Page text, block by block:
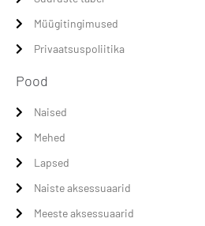
Müügitingimused
Privaatsuspoliitika
Pood
Naised
Mehed
Lapsed
Naiste aksessuaarid
Meeste aksessuaarid